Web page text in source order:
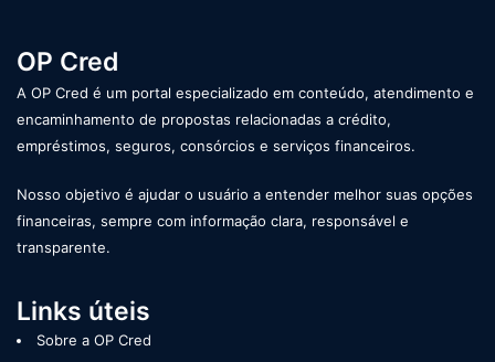
OP Cred
A OP Cred é um portal especializado em conteúdo, atendimento e
encaminhamento de propostas relacionadas a crédito,
empréstimos, seguros, consórcios e serviços financeiros.
Nosso objetivo é ajudar o usuário a entender melhor suas opções
financeiras, sempre com informação clara, responsável e
transparente.
Links úteis
Sobre a OP Cred